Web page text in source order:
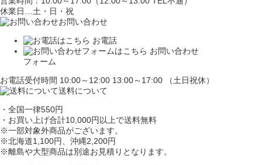
休業日…土・日・祝
お問い合わせ
お電話
お問い合わせ
フォーム
お電話受付時間 10:00～12:00 13:00～17:00 （土日祝休）
送料について
・全国一律550円
・お買い上げ合計10,000円 以上で送料無料
※一部対象外商品がございます。
※北海道1,100円、沖縄2,200円
※離島や大型商品は別途お見積りとなります。